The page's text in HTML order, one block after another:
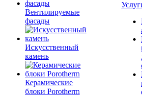
Вентилируемые
фасады
Искусственный
камень
Керамические
блоки Porotherm